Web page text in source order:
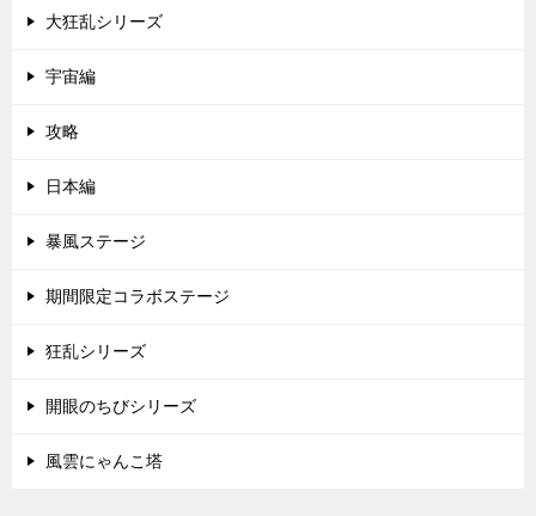
大狂乱シリーズ
宇宙編
攻略
日本編
暴風ステージ
期間限定コラボステージ
狂乱シリーズ
開眼のちびシリーズ
風雲にゃんこ塔